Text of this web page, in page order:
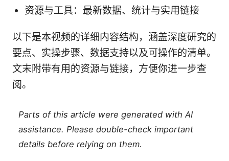
资源与工具：最新数据、统计与实用链接
以下是本视频的详细内容结构，涵盖深度研究的
要点、实操步骤、数据支持以及可操作的清单。
文末附带有用的资源与链接，方便你进一步查
阅。
Parts of this article were generated with AI
assistance. Please double-check important
details before relying on them.